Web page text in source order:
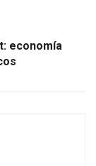
economía